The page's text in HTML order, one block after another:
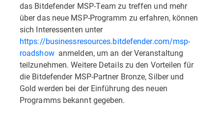
das Bitdefender MSP-Team zu treffen und mehr
über das neue MSP-Programm zu erfahren, können
sich Interessenten unter
https://businessresources.bitdefender.com/msp-
roadshowanmelden, um an der Veranstaltung
teilzunehmen. Weitere Details zu den Vorteilen für
die Bitdefender MSP-Partner Bronze, Silber und
Gold werden bei der Einführung des neuen
Programms bekannt gegeben.